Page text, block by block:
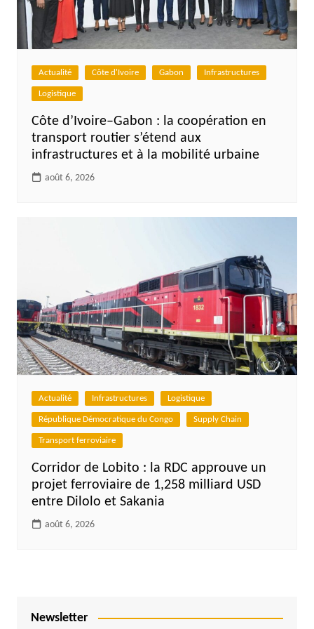
Actualité Côte d'Ivoire Gabon Infrastructures
Logistique
Côte d’Ivoire–Gabon : la coopération en
transport routier s’étend aux
infrastructures et à la mobilité urbaine
août 6, 2026
Actualité Infrastructures Logistique
République Démocratique du Congo Supply Chain
Transport ferroviaire
Corridor de Lobito : la RDC approuve un
projet ferroviaire de 1,258 milliard USD
entre Dilolo et Sakania
août 6, 2026
Newsletter